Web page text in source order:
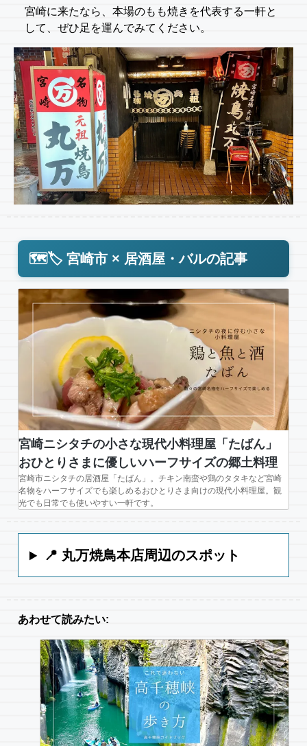
宮崎に来たなら、本場のもも焼きを代表する一軒と
して、ぜひ足を運んでみてください。
🗺️🏷️ 宮崎市 × 居酒屋・バルの記事
宮崎ニシタチの小さな現代小料理屋「たばん」
おひとりさまに優しいハーフサイズの郷土料理
宮崎市ニシタチの居酒屋「たばん」。チキン南蛮や鶏のタタキなど宮崎
名物をハーフサイズでも楽しめるおひとりさま向けの現代小料理屋。観
光でも日常でも使いやすい一軒です。
📍 丸万焼鳥本店周辺のスポット
あわせて読みたい: